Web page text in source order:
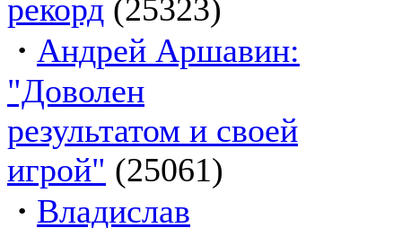
рекорд (25323)
· Андрей Аршавин:
"Доволен
результатом и своей
игрой" (25061)
· Владислав